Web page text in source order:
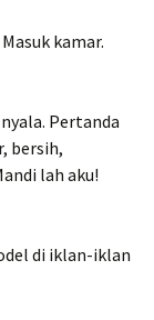
kamar.
Pertanda
bersih,
lah aku!
di iklan-iklan